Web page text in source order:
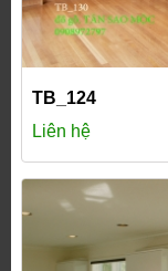
TB_124
Liên hệ